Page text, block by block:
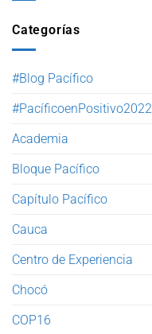
Categorías
#Blog Pacífico
#PacíficoenPositivo2022
Academia
Bloque Pacífico
Capítulo Pacífico
Cauca
Centro de Experiencia
Chocó
COP16